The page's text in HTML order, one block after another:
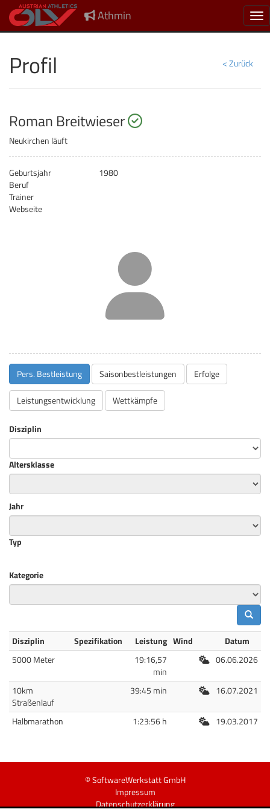
Athmin
< Zurück
Profil
Roman Breitwieser startberechtigt
Neukirchen läuft
Geburtsjahr
1980
Beruf
Trainer
Webseite
Pers. Bestleistung Saisonbestleistungen Erfolge
Leistungsentwicklung Wettkämpfe
Disziplin
Altersklasse
Jahr
Typ
Kategorie
Disziplin Spezifikation Leistung Wind
Datum
5000 Meter
19:16,57
min
Freiluft
06.06.2026
10km
Straßenlauf
39:45 min Freiluft
16.07.2021
Halbmarathon 1:23:56 h Freiluft
19.03.2017
© SoftwareWerkstatt GmbH
Impressum
Datenschutzerklärung